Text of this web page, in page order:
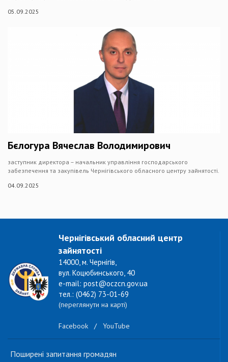
05.09.2025
Бєлогура Вячеслав Володимирович
заступник директора – начальник управління господарського
забезпечення та закупівель Чернігівського обласного центру зайнятості.
04.09.2025
Чернігівський обласний центр
зайнятості
14000, м. Чернігів,
вул. Коцюбинського, 40
e-mail: post@oczcn.gov.ua
тел.: (0462) 73-01-69
(переглянути на карті)
Facebook / YouTube
Поширені запитання громадян